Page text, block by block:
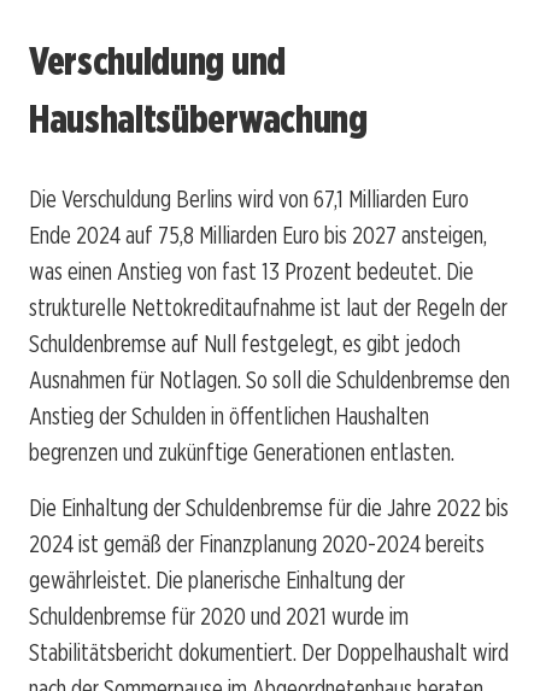
Verschuldung und
Haushaltsüberwachung
Die Verschuldung Berlins wird von 67,1 Milliarden Euro
Ende 2024 auf 75,8 Milliarden Euro bis 2027 ansteigen,
was einen Anstieg von fast 13 Prozent bedeutet. Die
strukturelle Nettokreditaufnahme ist laut der Regeln der
Schuldenbremse auf Null festgelegt, es gibt jedoch
Ausnahmen für Notlagen. So soll die Schuldenbremse den
Anstieg der Schulden in öffentlichen Haushalten
begrenzen und zukünftige Generationen entlasten.
Die Einhaltung der Schuldenbremse für die Jahre 2022 bis
2024 ist gemäß der Finanzplanung 2020-2024 bereits
gewährleistet. Die planerische Einhaltung der
Schuldenbremse für 2020 und 2021 wurde im
Stabilitätsbericht dokumentiert. Der Doppelhaushalt wird